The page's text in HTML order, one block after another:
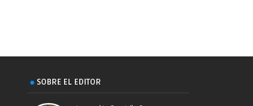
SOBRE EL EDITOR